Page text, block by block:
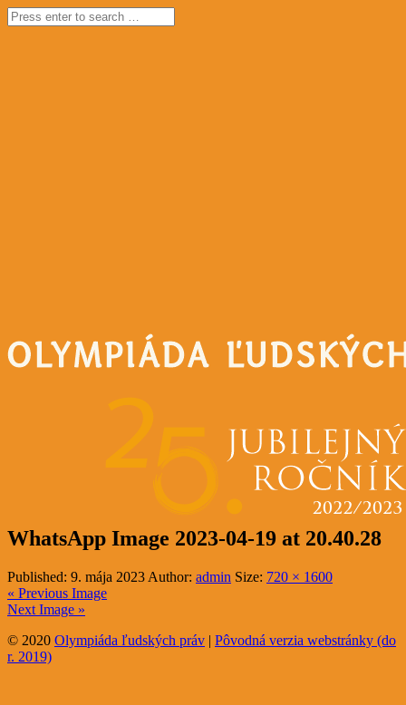
WhatsApp Image 2023-04-19 at 20.40.28
Published: 9. mája 2023 Author: admin Size: 720 × 1600
« Previous Image
Next Image »
© 2020 Olympiáda ľudských práv | Pôvodná verzia webstránky (do
r. 2019)